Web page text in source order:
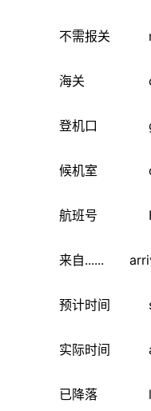
不需报关
海关
登机口 gate;
候机室
航班号 FLT
来自......
预计时间
实际时间
已降落